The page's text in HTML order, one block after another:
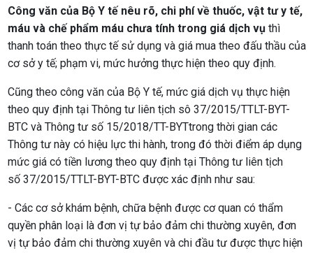
Công văn của Bộ Y tế nêu rõ, chi phí về thuốc, vật tư y tế,
máu và chế phẩm máu chưa tính trong giá dịch vụ thì
thanh toán theo thực tế sử dụng và giá mua theo đấu thầu của
cơ sở y tế; phạm vi, mức hưởng thực hiện theo quy định.
Cũng theo công văn của Bộ Y tế, mức giá dịch vụ thực hiện
theo quy định tại Thông tư liên tịch sô 37/2015/TTLT-BYT-
BTCvà Thông tư số 15/2018/TT-BYTtrong thời gian các
Thông tư này có hiệu lực thi hành, trong đó thời điểm áp dụng
mức giá có tiền lương theo quy định tại Thông tư liên tịch
số 37/2015/TTLT-BYT-BTCđược xác định như sau:
- Các cơ sở khám bệnh, chữa bệnh được cơ quan có thẩm
quyền phân loại là đơn vị tự bảo đảm chi thường xuyên, đơn
vị tự bảo đảm chi thường xuyên và chi đầu tư được thực hiện